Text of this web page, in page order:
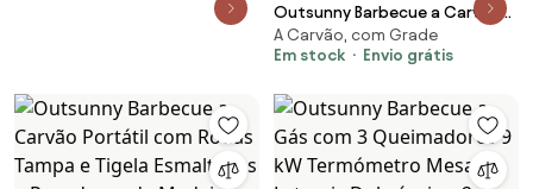
Outsunny Barbecue a Carvão
com Rodas Tampa Grelhas de
Aço Inoxidável Termômetro
113x65x108 cm Preto | Aosom
Portugal
A Carvão, com Grade
Em stock
Envio grátis